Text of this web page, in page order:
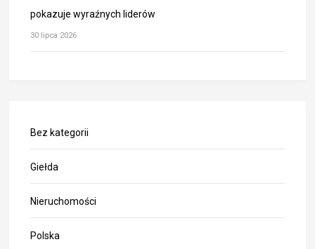
pokazuje wyraźnych liderów
30 lipca 2026
Bez kategorii
Giełda
Nieruchomości
Polska